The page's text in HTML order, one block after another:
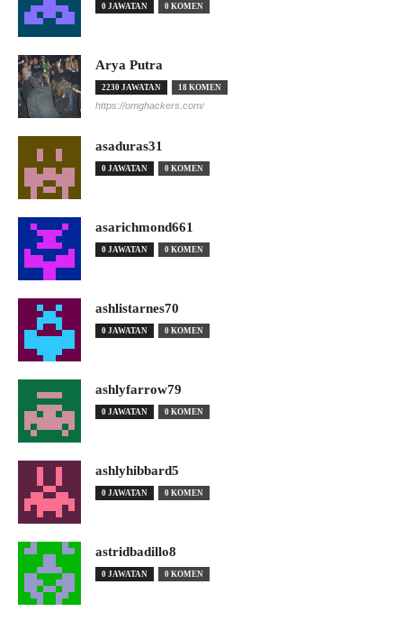
0 JAWATAN 0 KOMEN
Arya Putra
2230 JAWATAN 18 KOMEN
https://omghackers.com/
asaduras31
0 JAWATAN 0 KOMEN
asarichmond661
0 JAWATAN 0 KOMEN
ashlistarnes70
0 JAWATAN 0 KOMEN
ashlyfarrow79
0 JAWATAN 0 KOMEN
ashlyhibbard5
0 JAWATAN 0 KOMEN
astridbadillo8
0 JAWATAN 0 KOMEN